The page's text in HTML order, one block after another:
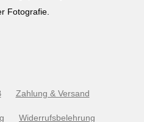
Fotografie.
Zahlung & Versand
Widerrufsbelehrung